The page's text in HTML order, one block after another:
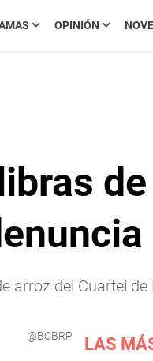
OPINIÓN
arroz del Cuartel
@BCBRP LAS